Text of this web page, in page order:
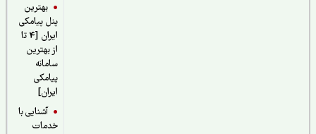
بهترین
پنل پیامکی
ایران [4 تا
از بهترین
سامانه
پیامکی
آشنایی با
خدمات